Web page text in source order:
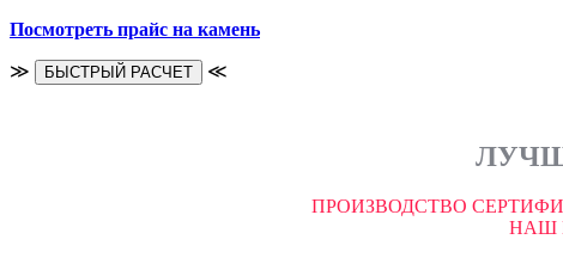
Посмотреть прайс на камень
≫ БЫСТРЫЙ РАСЧЕТ ≪
ПРОИЗВОДСТВО
НАШ